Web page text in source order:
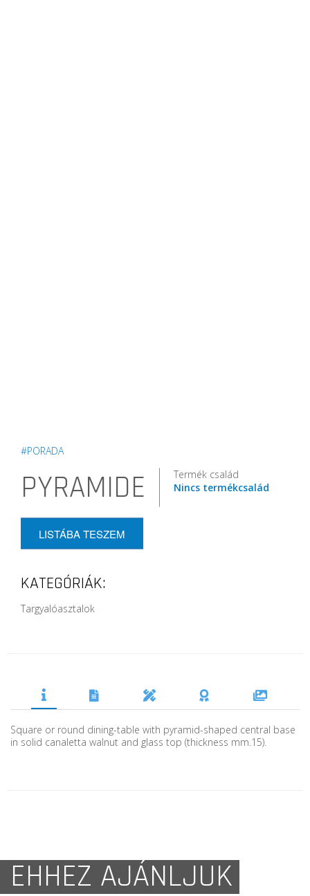
#PORADA
PYRAMIDE
Termék család
Nincs termékcsalád
LISTÁBA TESZEM
KATEGÓRIÁK:
Targyalóasztalok
Square or round dining-table with pyramid-shaped central base
in solid canaletta walnut and glass top (thickness mm.15).
EHHEZ AJÁNLJUK